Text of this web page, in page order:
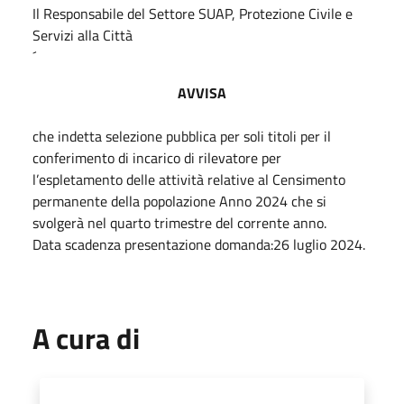
Il Responsabile del Settore SUAP, Protezione Civile e
Servizi alla Città
´
AVVISA
che indetta selezione pubblica per soli titoli per il
conferimento di incarico di rilevatore per
l’espletamento delle attività relative al Censimento
permanente della popolazione Anno 2024 che si
svolgerà nel quarto trimestre del corrente anno.
Data scadenza presentazione domanda:26 luglio 2024.
A cura di